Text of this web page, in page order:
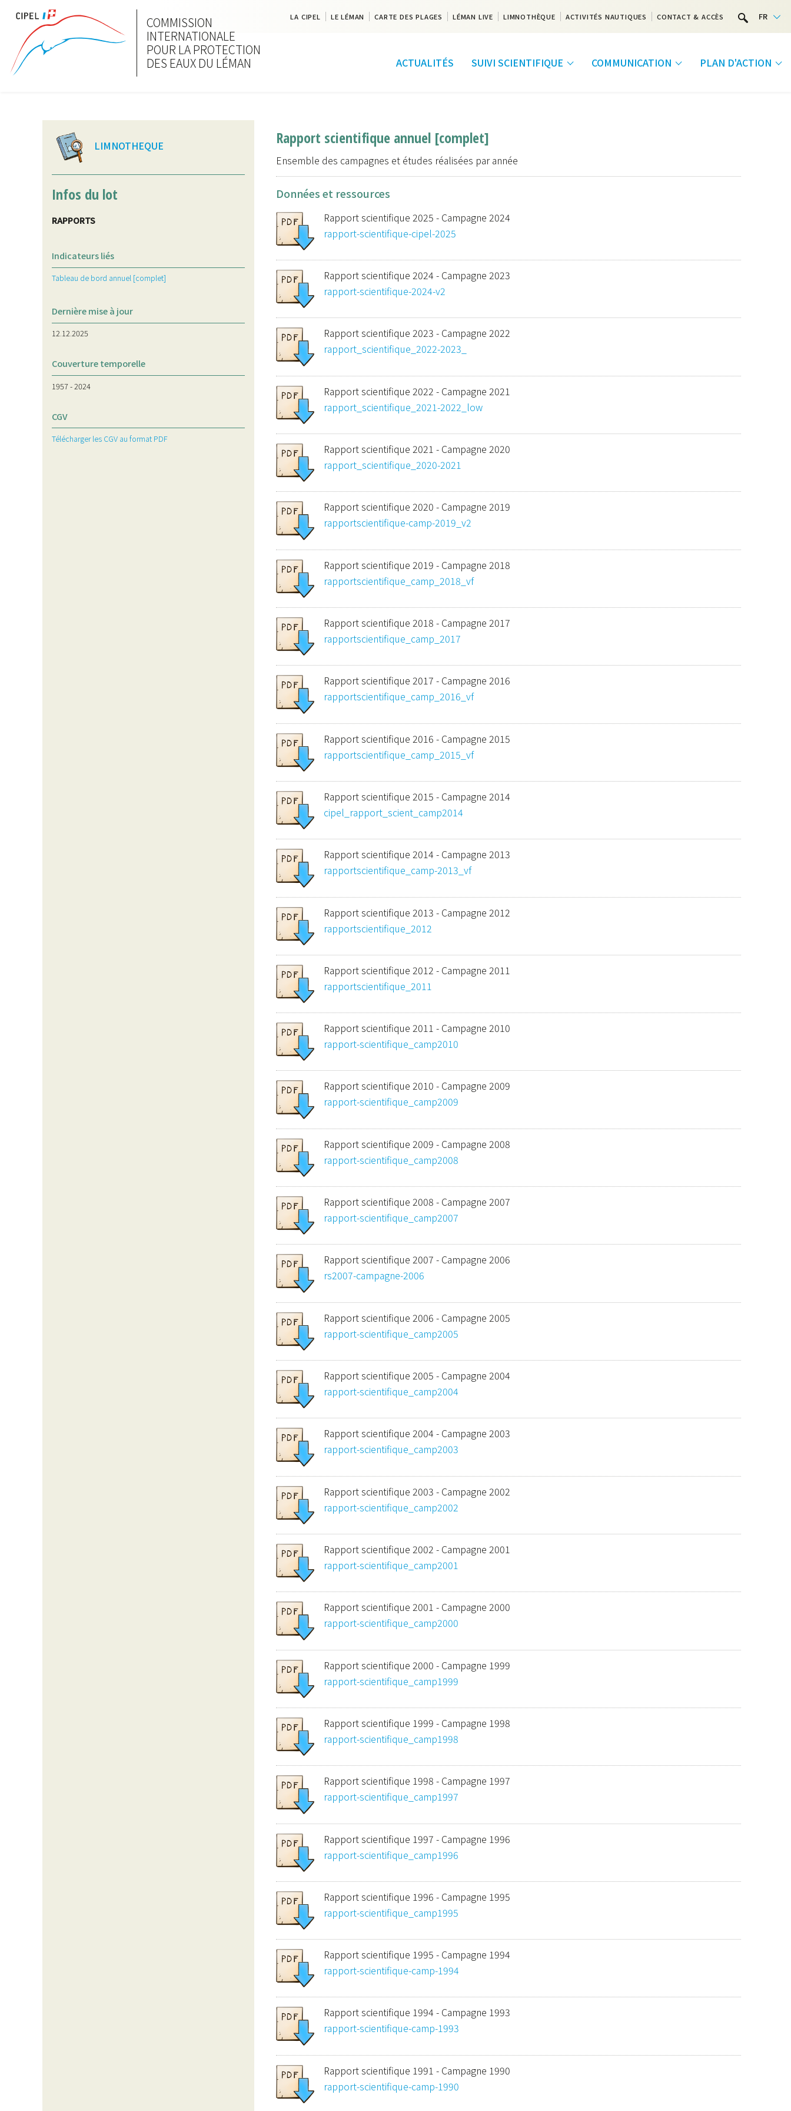
COMMISSION
INTERNATIONALE
POUR LA PROTECTION
DES EAUX DU LÉMAN
LA CIPEL LE LÉMAN CARTE DES PLAGES LÉMAN LIVE LIMNOTHÈQUE ACTIVITÉS NAUTIQUES CONTACT & ACCÈS FR
ACTUALITÉS SUIVI SCIENTIFIQUE COMMUNICATION PLAN D'ACTION
LIMNOTHEQUE
Infos du lot
RAPPORTS
Indicateurs liés
Tableau de bord annuel [complet]
Dernière mise à jour
12.12.2025
Couverture temporelle
1957 - 2024
CGV
Télécharger les CGV au format PDF
Rapport scientifique annuel [complet]
Ensemble des campagnes et études réalisées par année
Données et ressources
Rapport scientifique 2025 - Campagne 2024
rapport-scientifique-cipel-2025
Rapport scientifique 2024 - Campagne 2023
rapport-scientifique-2024-v2
Rapport scientifique 2023 - Campagne 2022
rapport_scientifique_2022-2023_
Rapport scientifique 2022 - Campagne 2021
rapport_scientifique_2021-2022_low
Rapport scientifique 2021 - Campagne 2020
rapport_scientifique_2020-2021
Rapport scientifique 2020 - Campagne 2019
rapportscientifique-camp-2019_v2
Rapport scientifique 2019 - Campagne 2018
rapportscientifique_camp_2018_vf
Rapport scientifique 2018 - Campagne 2017
rapportscientifique_camp_2017
Rapport scientifique 2017 - Campagne 2016
rapportscientifique_camp_2016_vf
Rapport scientifique 2016 - Campagne 2015
rapportscientifique_camp_2015_vf
Rapport scientifique 2015 - Campagne 2014
cipel_rapport_scient_camp2014
Rapport scientifique 2014 - Campagne 2013
rapportscientifique_camp-2013_vf
Rapport scientifique 2013 - Campagne 2012
rapportscientifique_2012
Rapport scientifique 2012 - Campagne 2011
rapportscientifique_2011
Rapport scientifique 2011 - Campagne 2010
rapport-scientifique_camp2010
Rapport scientifique 2010 - Campagne 2009
rapport-scientifique_camp2009
Rapport scientifique 2009 - Campagne 2008
rapport-scientifique_camp2008
Rapport scientifique 2008 - Campagne 2007
rapport-scientifique_camp2007
Rapport scientifique 2007 - Campagne 2006
rs2007-campagne-2006
Rapport scientifique 2006 - Campagne 2005
rapport-scientifique_camp2005
Rapport scientifique 2005 - Campagne 2004
rapport-scientifique_camp2004
Rapport scientifique 2004 - Campagne 2003
rapport-scientifique_camp2003
Rapport scientifique 2003 - Campagne 2002
rapport-scientifique_camp2002
Rapport scientifique 2002 - Campagne 2001
rapport-scientifique_camp2001
Rapport scientifique 2001 - Campagne 2000
rapport-scientifique_camp2000
Rapport scientifique 2000 - Campagne 1999
rapport-scientifique_camp1999
Rapport scientifique 1999 - Campagne 1998
rapport-scientifique_camp1998
Rapport scientifique 1998 - Campagne 1997
rapport-scientifique_camp1997
Rapport scientifique 1997 - Campagne 1996
rapport-scientifique_camp1996
Rapport scientifique 1996 - Campagne 1995
rapport-scientifique_camp1995
Rapport scientifique 1995 - Campagne 1994
rapport-scientifique-camp-1994
Rapport scientifique 1994 - Campagne 1993
rapport-scientifique-camp-1993
Rapport scientifique 1991 - Campagne 1990
rapport-scientifique-camp-1990